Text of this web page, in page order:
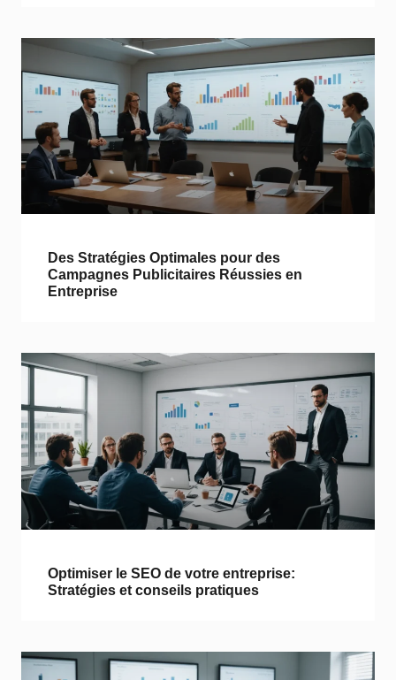
Des Stratégies Optimales pour des
Campagnes Publicitaires Réussies en
Entreprise
Optimiser le SEO de votre entreprise:
Stratégies et conseils pratiques